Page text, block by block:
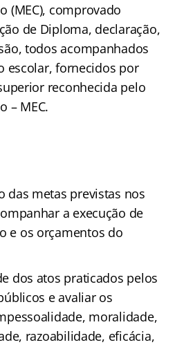
(MEC), comprovado
de Diploma, declaração,
todos acompanhados
escolar, fornecidos por
reconhecida pelo
– MEC.
das metas previstas nos
a execução de
e os orçamentos do
dos atos praticados pelos
e avaliar os
moralidade,
razoabilidade, eficácia,